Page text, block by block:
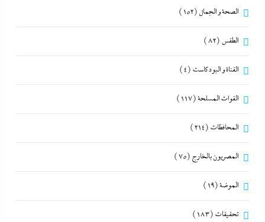
الصحة و الجمال (152)
الطقس (82)
القناة و البودكاست (4)
القوات المسلحة(117)
المحافظات (214)
المصريون بالخارج (75)
الموضة(19)
تحقيقات (183)